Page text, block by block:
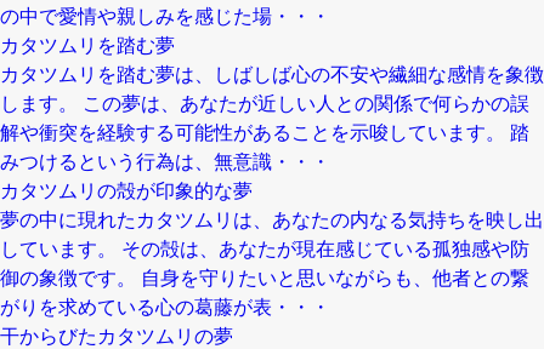
の中で愛情や親しみを感じた場・・・
カタツムリを踏む夢
カタツムリを踏む夢は、しばしば心の不安や繊細な感情を象徴
します。 この夢は、あなたが近しい人との関係で何らかの誤
解や衝突を経験する可能性があることを示唆しています。 踏
みつけるという行為は、無意識・・・
カタツムリの殻が印象的な夢
夢の中に現れたカタツムリは、あなたの内なる気持ちを映し出
しています。 その殻は、あなたが現在感じている孤独感や防
御の象徴です。 自身を守りたいと思いながらも、他者との繋
がりを求めている心の葛藤が表・・・
干からびたカタツムリの夢